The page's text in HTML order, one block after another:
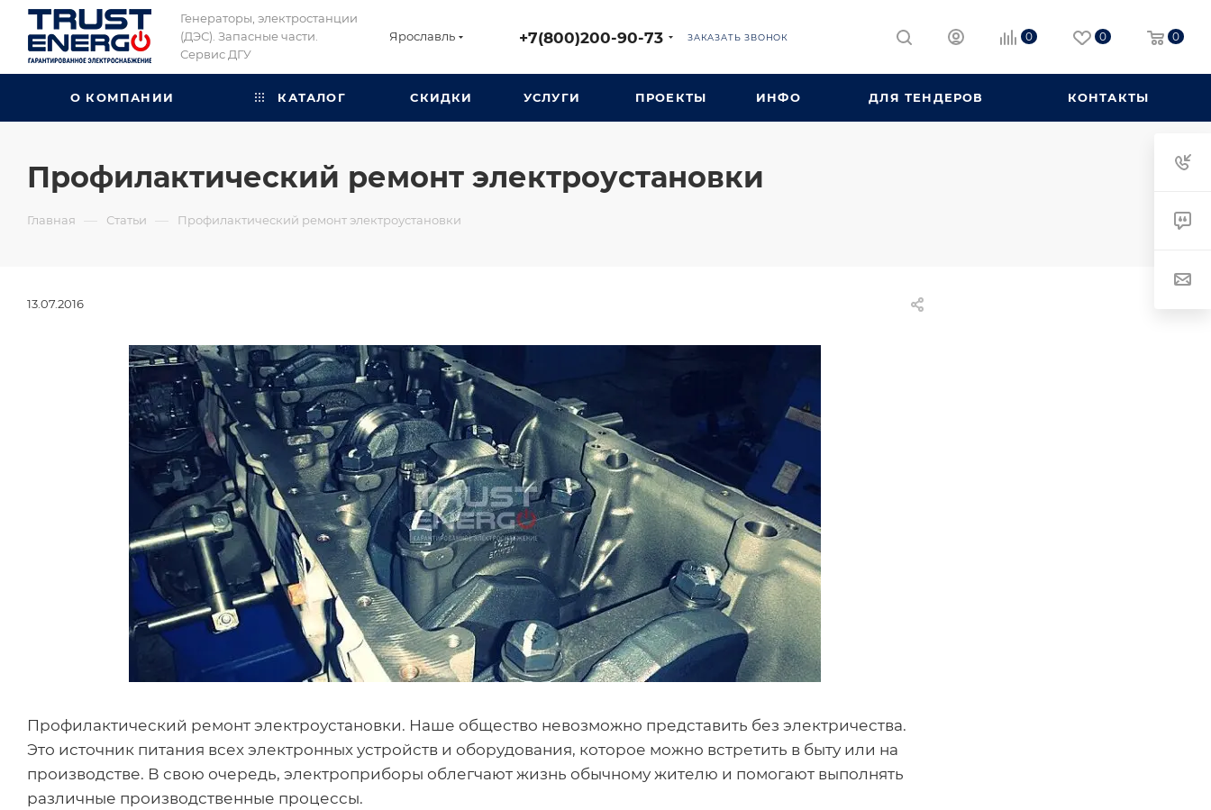
Генераторы, электростанции
(ДЭС). Запасные части.
Сервис ДГУ
Ярославль +7(800)200-90-73 ЗАКАЗАТЬ ЗВОНОК 0 0 0
О КОМПАНИИ КАТАЛОГ СКИДКИ УСЛУГИ ПРОЕКТЫ ИНФО ДЛЯ ТЕНДЕРОВ КОНТАКТЫ
Профилактический ремонт электроустановки
Главная — Статьи — Профилактический ремонт электроустановки
13.07.2016
Профилактический ремонт электроустановки. Наше общество невозможно представить без электричества.
Это источник питания всех электронных устройств и оборудования, которое можно встретить в быту или на
производстве. В свою очередь, электроприборы облегчают жизнь обычному жителю и помогают выполнять
различные производственные процессы.